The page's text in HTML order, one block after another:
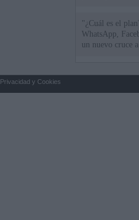
"¿Cuál es el
WhatsApp,
un nuevo cruce
Privacidad y Cookies